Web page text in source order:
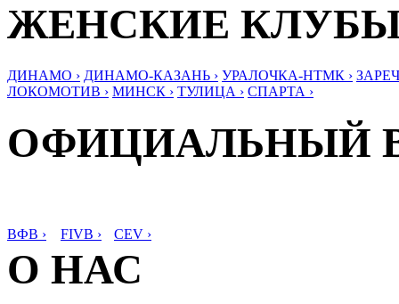
ЖЕНСКИЕ
ДИНАМО › ДИНАМО-КАЗАНЬ › УРАЛОЧКА-НТМК ›
ЛОКОМОТИВ › МИНСК › ТУЛИЦА › СПАРТА ›
ОФИЦИАЛЬНЫЙ
ВФВ › FIVB › CEV ›
О НАС